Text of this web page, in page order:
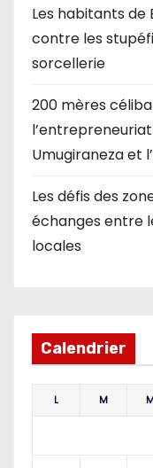
Les habitants
contre les
sorcellerie
200 mères
Umugiraneza et
Les défis des
échanges entre
locales
Calendrier
L M